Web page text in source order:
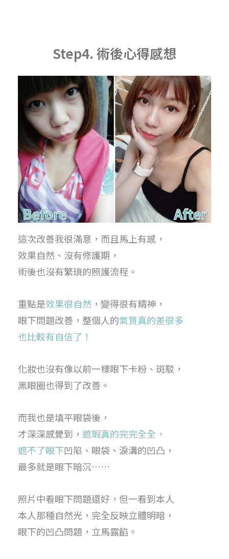
Step4. 術後心得感想
這次改善我很滿意，而且馬上有感，
效果自然、沒有修護期，
術後也沒有繁瑣的照護流程。
重點是效果很自然 ，變得很有精神，
眼下問題改善，整個人的氣質真的差很多
也比較有自信了！
化妝也沒有像以前一樣眼下卡粉、斑駁，
黑眼圈也得到了改善。
而我也是填平眼袋後，
才深深感覺到， 遮瑕真的完完全全，
遮不了眼下凹陷、眼袋、淚溝的凹凸，
最多就是眼下暗沉……
照片中看眼下問題還好，但一看到本人
本人那種自然光，完全反映立體明暗，
眼下的凹凸問題，立馬露餡。